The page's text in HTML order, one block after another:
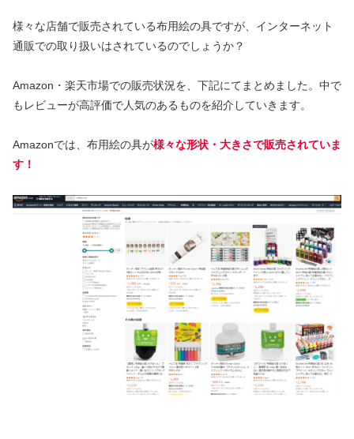
様々な店舗で販売されている布用絵の具ですが、インターネット
通販での取り扱いはされているのでしょうか？
Amazon・楽天市場での販売状況を、下記にてまとめました。中で
もレビューが高評価で人気のあるものを紹介していきます。
Amazonでは、布用絵の具が様々な形状・大きさで販売されていま
す！